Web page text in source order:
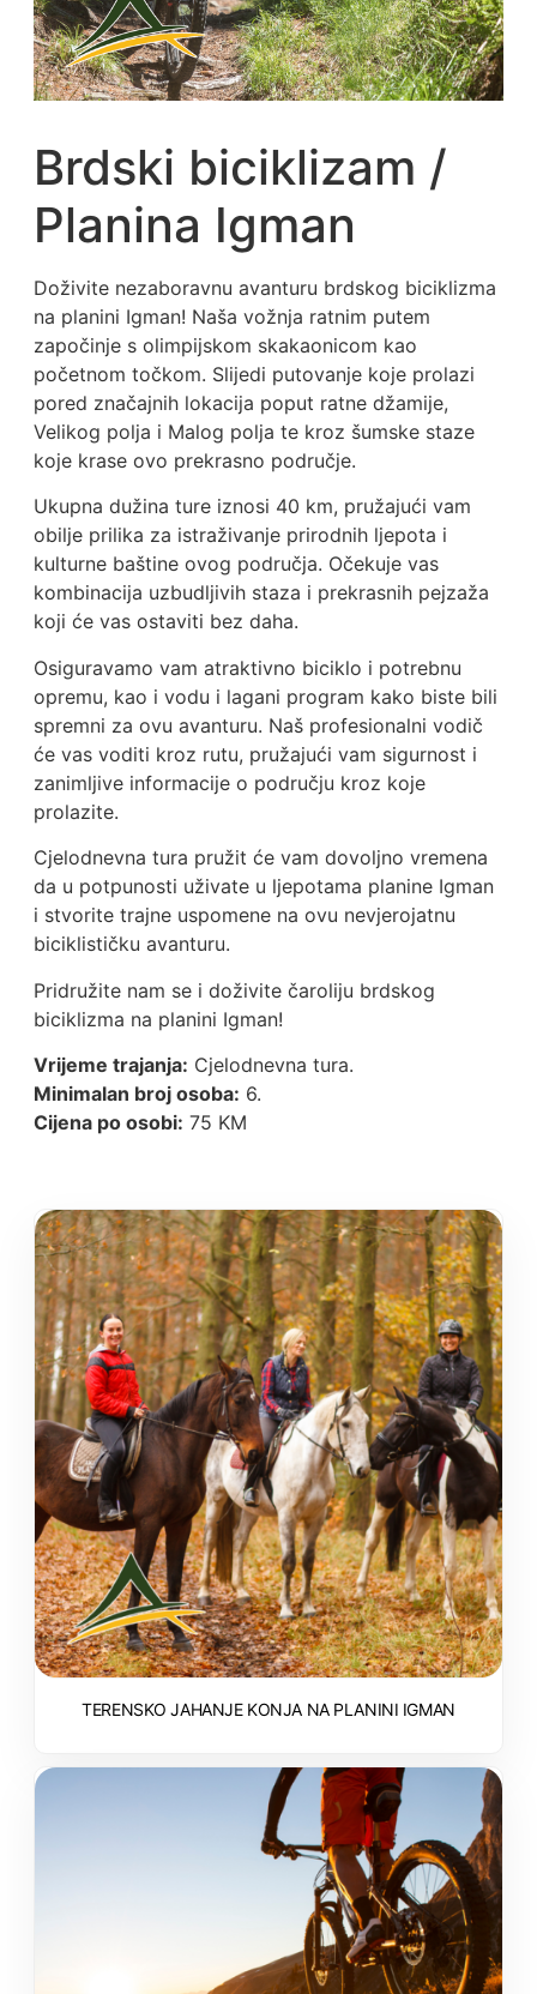
Brdski biciklizam /
Planina Igman
Doživite nezaboravnu avanturu brdskog biciklizma
na planini Igman! Naša vožnja ratnim putem
započinje s olimpijskom skakaonicom kao
početnom točkom. Slijedi putovanje koje prolazi
pored značajnih lokacija poput ratne džamije,
Velikog polja i Malog polja te kroz šumske staze
koje krase ovo prekrasno područje.
Ukupna dužina ture iznosi 40 km, pružajući vam
obilje prilika za istraživanje prirodnih ljepota i
kulturne baštine ovog područja. Očekuje vas
kombinacija uzbudljivih staza i prekrasnih pejzaža
koji će vas ostaviti bez daha.
Osiguravamo vam atraktivno biciklo i potrebnu
opremu, kao i vodu i lagani program kako biste bili
spremni za ovu avanturu. Naš profesionalni vodič
će vas voditi kroz rutu, pružajući vam sigurnost i
zanimljive informacije o području kroz koje
prolazite.
Cjelodnevna tura pružit će vam dovoljno vremena
da u potpunosti uživate u ljepotama planine Igman
i stvorite trajne uspomene na ovu nevjerojatnu
biciklističku avanturu.
Pridružite nam se i doživite čaroliju brdskog
biciklizma na planini Igman!
Vrijeme trajanja: Cjelodnevna tura.
Minimalan broj osoba: 6.
Cijena po osobi: 75 KM
TERENSKO JAHANJE KONJA NA PLANINI IGMAN